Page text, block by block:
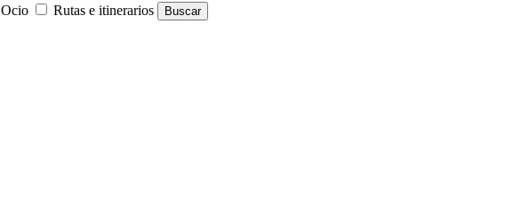
Ocio Rutas e itinerarios